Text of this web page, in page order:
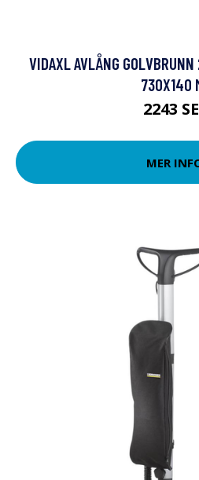
VIDAXL AVLÅNG
730X140
2243
MER